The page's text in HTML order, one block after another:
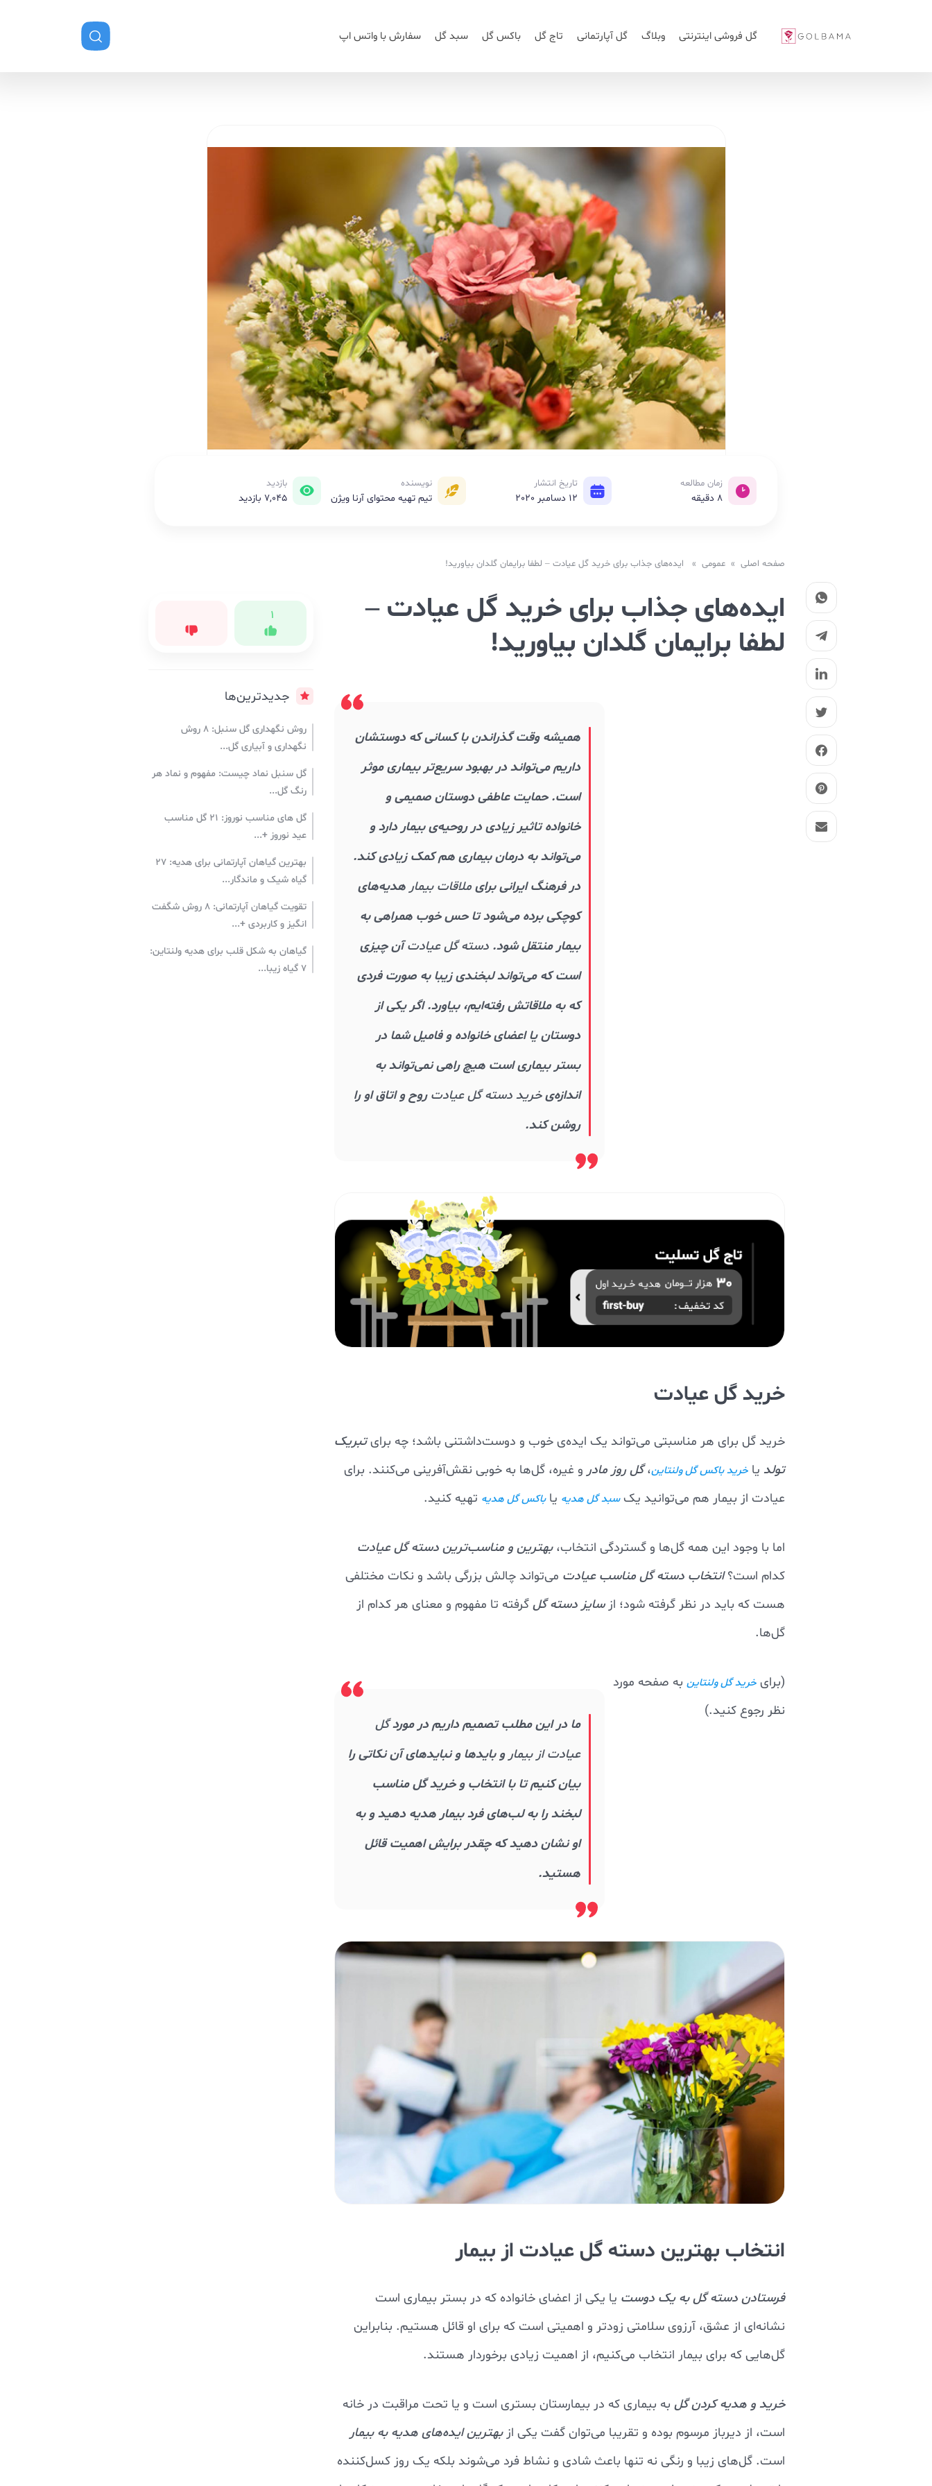
گل فروشی اینترنتی وبلاگ گل آپارتمانی تاج گل باکس گل سبد گل سفارش با واتس اپ
زمان مطالعه
8 دقیقه
تاریخ انتشار
12 دسامبر 2020
نویسنده
تیم تهیه محتوای آرنا ویژن
بازدید
7,045 بازدید
صفحه اصلی » عمومی » ایده‌های جذاب برای خرید گل عیادت – لطفا برایمان گلدان بیاورید!
ایده‌های جذاب برای خرید گل عیادت –
لطفا برایمان گلدان بیاورید!
همیشه وقت گذراندن با کسانی که دوستشان
داریم می‌تواند در بهبود سریع‌تر بیماری موثر
است. حمایت عاطفی دوستان صمیمی و
خانواده تاثیر زیادی در روحیه‌ی بیمار دارد و
می‌تواند به درمان بیماری هم کمک زیادی کند.
در فرهنگ ایرانی برای ملاقات بیمار هدیه‌های
کوچکی برده می‌شود تا حس خوب همراهی به
بیمار منتقل شود. دسته گل عیادتآن چیزی
است که می‌تواند لبخندی زیبا به صورت فردی
که به ملاقاتش رفته‌ایم، بیاورد. اگر یکی از
دوستان یا اعضای خانواده و فامیل شما در
بستر بیماری است هیچ راهی نمی‌تواند به
اندازه‌یخرید دسته گل عیادت روح و اتاق او را
روشن کند.
خرید گل عیادت
خرید گل برای هر مناسبتی می‌تواند یک ایده‌ی خوب و دوست‌داشتنی باشد؛ چه برایتبریک
تولد یا خرید باکس گل ولنتاین،گل روز مادر و غیره، گل‌ها به خوبی نقش‌آفرینی می‌کنند. برای
عیادت از بیمار هم می‌توانید یکسبد گل هدیه یاباکس گل هدیه تهیه کنید.
اما با وجود این همه گل‌ها و گستردگی انتخاب، بهترین و مناسب‌ترین دسته گل عیادت
کدام است؟انتخاب دسته گل مناسب عیادت می‌تواند چالش بزرگی باشد و نکات مختلفی
هست که باید در نظر گرفته شود؛ ازسایز دسته گل گرفته تا مفهوم و معنای هر کدام از
گل‌ها.
ما در این مطلب تصمیم داریم در موردگل
عیادت از بیمارو بایدها و نبایدهای آن نکاتی را
بیان کنیم تا با انتخاب و خرید گل مناسب
لبخند را به لب‌های فرد بیمار هدیه دهید و به
او نشان دهید که چقدر برایش اهمیت قائل
هستید.
(برای خرید گل ولنتاین به صفحه مورد
نظر رجوع کنید.)
انتخاب بهترین دسته گل عیادت از بیمار
فرستادن دسته گل به یک دوست یا یکی از اعضای خانواده که در بستر بیماری است
نشانه‌ای از عشق، آرزوی سلامتی زودتر و اهمیتی است که برای او قائل هستیم. بنابراین
گل‌هایی که برای بیمار انتخاب می‌کنیم، از اهمیت زیادی برخوردار هستند.
خرید و هدیه کردن گل به بیماری که در بیمارستان بستری است و یا تحت مراقبت در خانه
است، از دیرباز مرسوم بوده و تقریبا می‌توان گفت یکی ازبهترین ایده‌های هدیه به بیمار
است. گل‌های زیبا و رنگی نه تنها باعث شادی و نشاط فرد می‌شوند بلکه یک روز کسل‌کننده
1
جدیدترین‌ها
روش نگهداری گل سنبل: ۸ روش
نگهداری و آبیاری گل...
گل سنبل نماد چیست: مفهوم و نماد هر
رنگ گل...
گل های مناسب نوروز: ۲۱ گل مناسب
عید نوروز +...
بهترین گیاهان آپارتمانی برای هدیه: ۲۷
گیاه شیک و ماندگار...
تقویت گیاهان آپارتمانی: ۸ روش شگفت
انگیز و کاربردی +...
گیاهان به شکل قلب برای هدیه ولنتاین:
۷ گیاه زیبا...